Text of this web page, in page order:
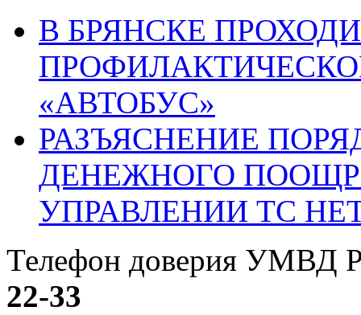
В БРЯНСКЕ
«АВТОБУС»
РАЗЪЯСНЕНИЕ
ДЕНЕЖНОГО
УПРАВЛЕНИИ ТС
Телефон доверия УМВД
22-33